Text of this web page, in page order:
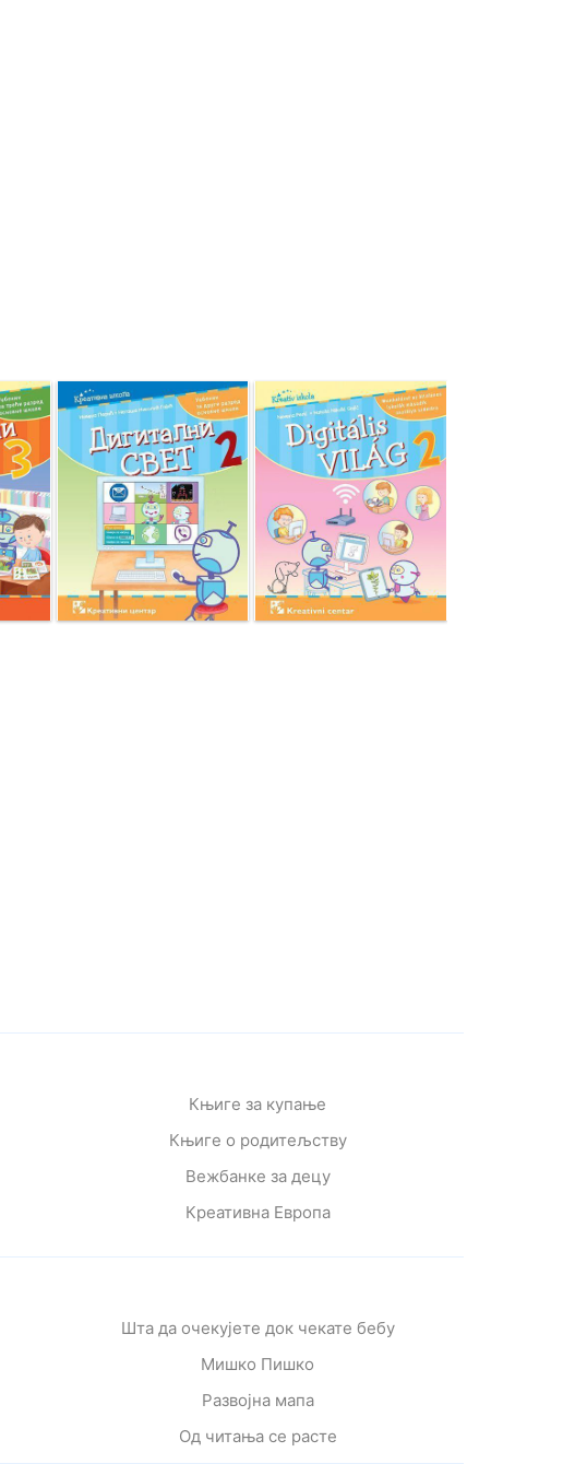
Књиге за купање
Књиге о родитељству
Вежбанке за децу
Креативна Европа
Шта да очекујете док чекате бебу
Мишко Пишко
Развојна мапа
Од читања се расте